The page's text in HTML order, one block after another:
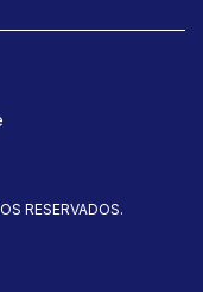
RESERVADOS.